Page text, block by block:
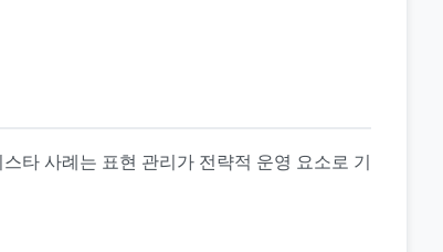
타 사례는 표현 관리가 전략적 운영 요소로 기